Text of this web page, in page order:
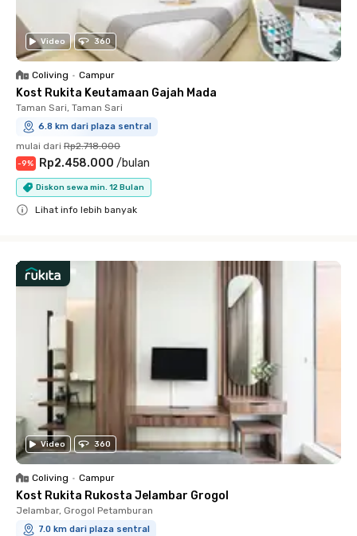
Video 360
Coliving • Campur
Kost Rukita Keutamaan Gajah Mada
Taman Sari, Taman Sari
6.8 km dari plaza sentral
mulai dari Rp2.718.000
-9% Rp2.458.000 /bulan
Diskon sewa min. 12 Bulan
Lihat info lebih banyak
Video 360
Coliving • Campur
Kost Rukita Rukosta Jelambar Grogol
Jelambar, Grogol Petamburan
7.0 km dari plaza sentral